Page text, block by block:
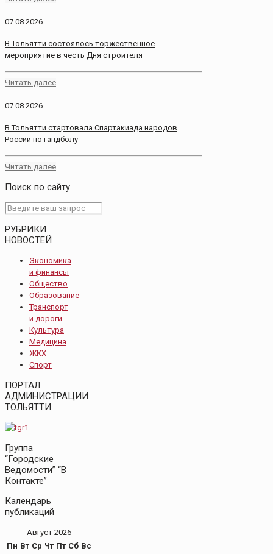
07.08.2026
В Тольятти состоялось торжественное
мероприятие в честь Дня строителя
Читать далее
07.08.2026
В Тольятти стартовала Спартакиада народов
России по гандболу
Читать далее
Поиск по сайту
РУБРИКИ
НОВОСТЕЙ
Экономика
и финансы
Общество
Образование
Транспорт
и дороги
Культура
Медицина
ЖКХ
Спорт
ПОРТАЛ
АДМИНИСТРАЦИИ
ТОЛЬЯТТИ
Группа
“Городские
Ведомости” “В
Контакте”
Календарь
публикаций
Август 2026
Пн Вт Ср Чт Пт Сб Вс